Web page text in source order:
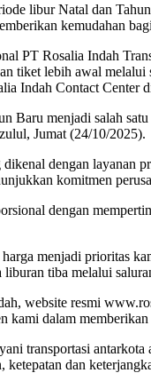
libur Natal dan
kemudahan
PT Rosalia Indah
tiket lebih awal
Indah Contact Center
Baru menjadi salah
Jumat (24/10/2025).
dikenal dengan layanan
komitmen
dengan
menjadi prioritas
liburan tiba melalui
website resmi
dalam
transportasi
ketepatan dan